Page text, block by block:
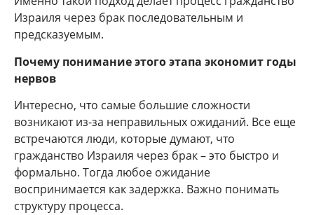
Израиля через брак последовательным и
предсказуемым.
Почему понимание этого этапа экономит годы
нервов
Интересно, что самые большие сложности
возникают из-за неправильных ожиданий. Все еще
встречаются люди, которые думают, что
гражданство Израиля через брак – это быстро и
формально. Тогда любое ожидание
воспринимается как задержка. Важно понимать
структуру процесса.